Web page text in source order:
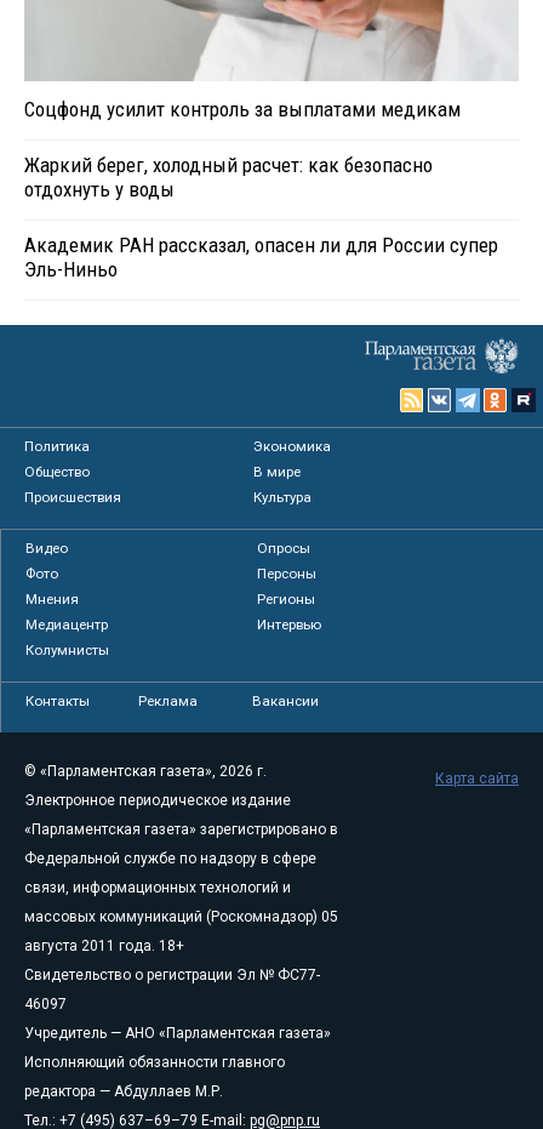
Соцфонд усилит контроль за выплатами медикам
Жаркий берег, холодный расчет: как безопасно
отдохнуть у воды
Академик РАН рассказал, опасен ли для России супер
Эль-Ниньо
Политика
Экономика
Общество
В мире
Происшествия
Культура
Видео
Опросы
Фото
Персоны
Мнения
Регионы
Медиацентр
Интервью
Колумнисты
Контакты Реклама Вакансии
© «Парламентская газета», 2026 г.
Электронное периодическое издание
«Парламентская газета» зарегистрировано в
Федеральной службе по надзору в сфере
связи, информационных технологий и
массовых коммуникаций (Роскомнадзор) 05
августа 2011 года. 18+
Свидетельство о регистрации Эл № ФС77-
46097
Учредитель — АНО «Парламентская газета»
Исполняющий обязанности главного
редактора — Абдуллаев М.Р.
Тел.: +7 (495) 637–69–79 E-mail: pg@pnp.ru
Карта сайта